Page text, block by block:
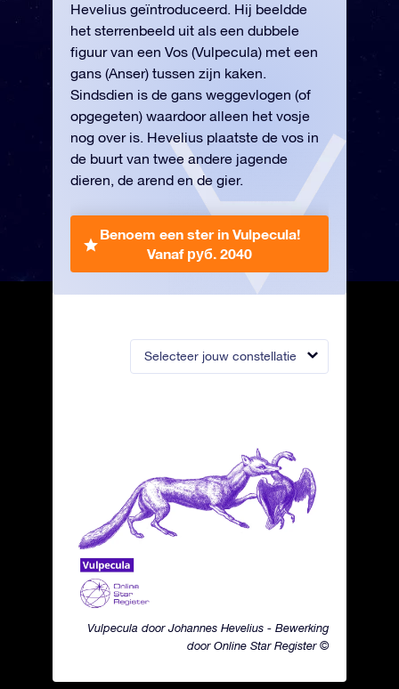
Selecteer jouw constellatie
Vulpecula door Johannes Hevelius - Bewerking
door Online Star Register ©
Hevelius geïntroduceerd. Hij beeldde
het sterrenbeeld uit als een dubbele
figuur van een Vos (Vulpecula) met een
gans (Anser) tussen zijn kaken.
Sindsdien is de gans weggevlogen (of
opgegeten) waardoor alleen het vosje
nog over is. Hevelius plaatste de vos in
de buurt van twee andere jagende
dieren, de arend en de gier.
Benoem een ster in Vulpecula!
Vanaf руб. 2040